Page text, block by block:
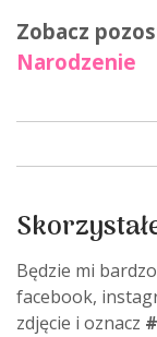
Zobacz
Narodzenie
Będzie mi
facebook,
zdjęcie i oznacz